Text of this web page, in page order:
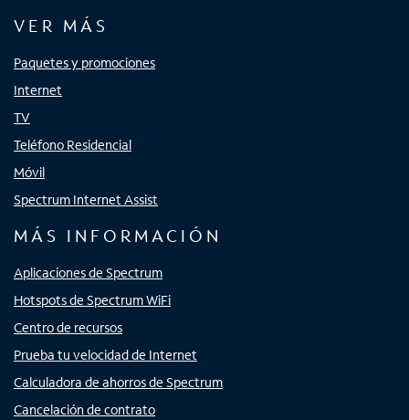
VER MÁS
Paquetes y promociones
Internet
TV
Teléfono Residencial
Móvil
Spectrum Internet Assist
MÁS INFORMACIÓN
Aplicaciones de Spectrum
Hotspots de Spectrum WiFi
Centro de recursos
Prueba tu velocidad de Internet
Calculadora de ahorros de Spectrum
Cancelación de contrato